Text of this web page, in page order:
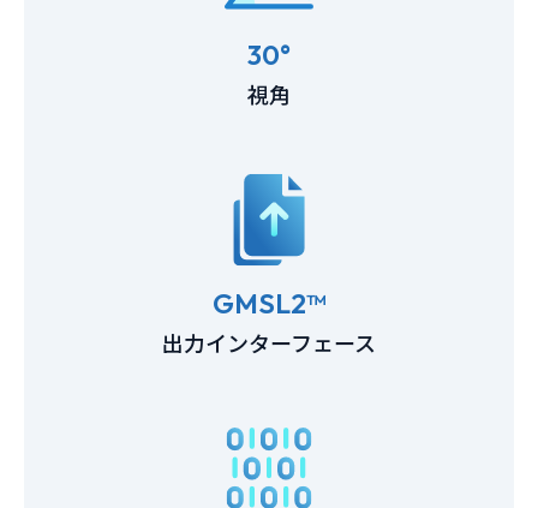
30°
視角
GMSL2™
出力インターフェース